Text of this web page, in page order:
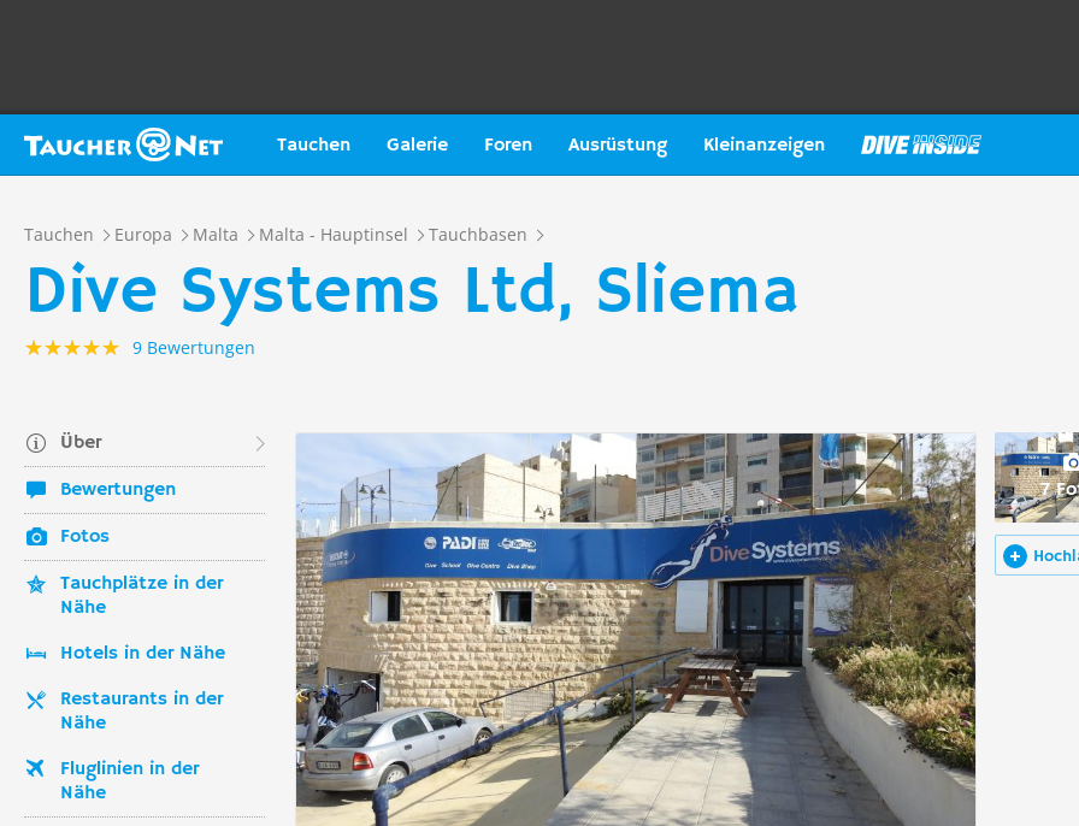
Tauchen Galerie Foren Ausrüstung Kleinanzeigen
Tauchen Europa Malta Malta - Hauptinsel Tauchbasen
Dive Systems Ltd, Sliema
9 Bewertungen
Über
Bewertungen
Fotos
Tauchplätze in der
Nähe
Hotels in der Nähe
Restaurants in der
Nähe
Fluglinien in der
Nähe
7